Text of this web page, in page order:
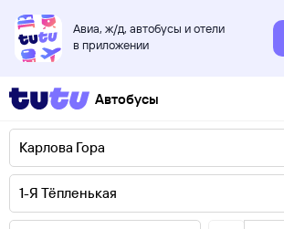
Авиа, ж/д, автобусы и отели
в приложении
Автобусы